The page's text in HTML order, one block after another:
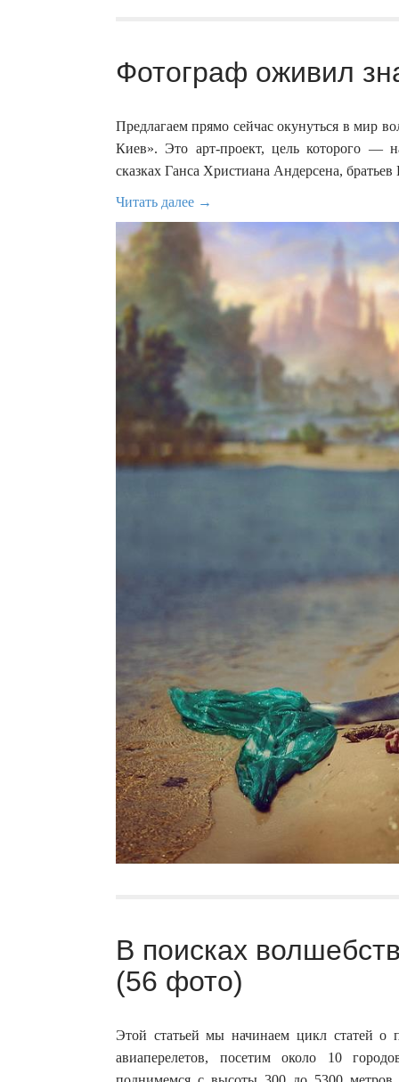
Фотограф оживил
Предлагаем прямо сейчас окунуться в мир
Киев». Это арт-проект, цель которого —
сказках Ганса Христиана Андерсена,
Читать далее →
В поисках
(56 фото)
Этой статьей мы начинаем цикл статей
авиаперелетов, посетим около 10